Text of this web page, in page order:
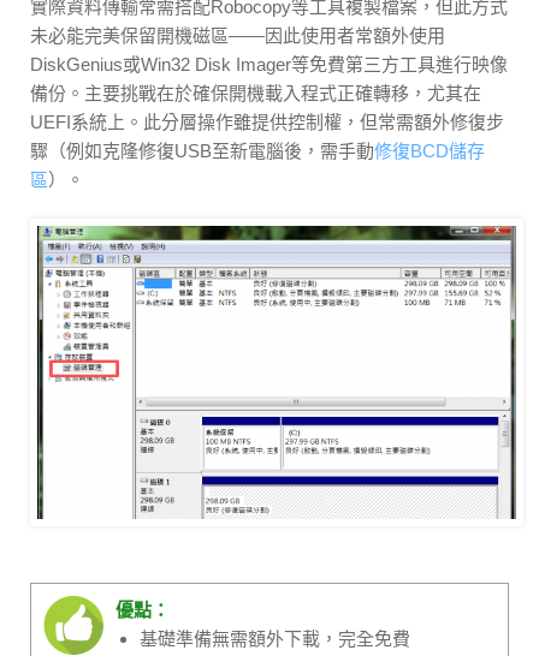
實際資料傳輸常需搭配Robocopy等工具複製檔案，但此方式
未必能完美保留開機磁區——因此使用者常額外使用
DiskGenius或Win32 Disk Imager等免費第三方工具進行映像
備份。主要挑戰在於確保開機載入程式正確轉移，尤其在
UEFI系統上。此分層操作雖提供控制權，但常需額外修復步
驟（例如克隆修復USB至新電腦後，需手動修復BCD儲存
區）。
優點：
基礎準備無需額外下載，完全免費